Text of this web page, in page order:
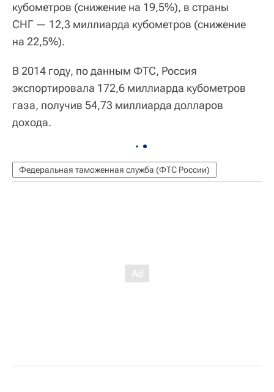
кубометров (снижение на 19,5%), в страны
СНГ — 12,3 миллиарда кубометров (снижение
на 22,5%).
В 2014 году, по данным ФТС, Россия
экспортировала 172,6 миллиарда кубометров
газа, получив 54,73 миллиарда долларов
дохода.
Федеральная таможенная служба (ФТС России)